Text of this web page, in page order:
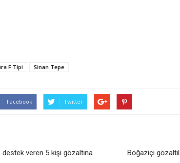
F Tipi Sinan Tepe
Facebook Twitter
veren 5 kişi gözaltına
Boğaziçi